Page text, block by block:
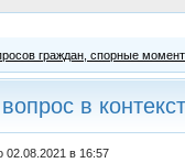
граждан, спорные
в
02.08.2021 в 16:57